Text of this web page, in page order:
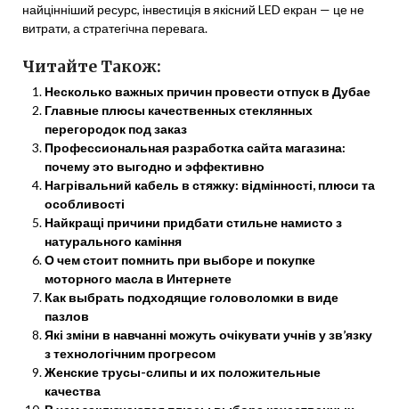
найцінніший ресурс, інвестиція в якісний LED екран — це не
витрати, а стратегічна перевага.
Читайте Також:
Несколько важных причин провести отпуск в Дубае
Главные плюсы качественных стеклянных
перегородок под заказ
Профессиональная разработка сайта магазина:
почему это выгодно и эффективно
Нагрівальний кабель в стяжку: відмінності, плюси та
особливості
Найкращі причини придбати стильне намисто з
натурального каміння
О чем стоит помнить при выборе и покупке
моторного масла в Интернете
Как выбрать подходящие головоломки в виде
пазлов
Які зміни в навчанні можуть очікувати учнів у зв’язку
з технологічним прогресом
Женские трусы-слипы и их положительные
качества